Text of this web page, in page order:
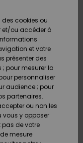
cookies ou
et/ou accéder à
et votre
présenter des
pour mesurer la
personnaliser
audience ; pour
partenaires.
ou non les
vous y opposer
pas de votre
mesure